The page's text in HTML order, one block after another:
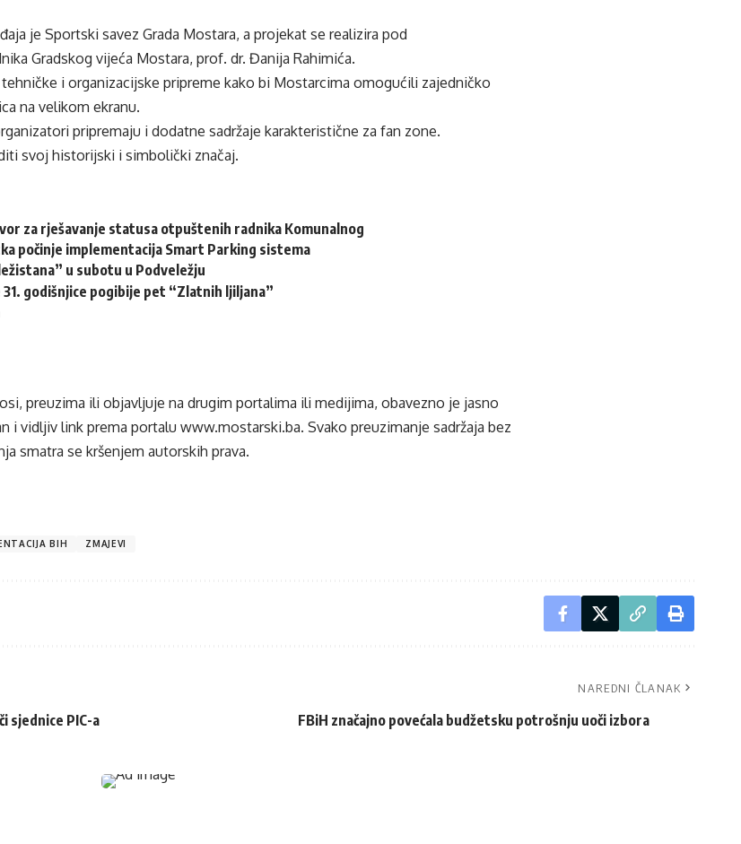
je Sportski savez Grada Mostara, a projekat se realizira pod
Gradskog vijeća Mostara, prof. dr. Đanija Rahimića.
i organizacijske pripreme kako bi Mostarcima omogućili zajedničko
na velikom ekranu.
pripremaju i dodatne sadržaje karakteristične za fan zone.
svoj historijski i simbolički značaj.
za rješavanje statusa otpuštenih radnika Komunalnog
počinje implementacija Smart Parking sistema
u subotu u Podveležju
godišnjice pogibije pet “Zlatnih ljiljana”
preuzima ili objavljuje na drugim portalima ili medijima, obavezno je jasno
i vidljiv link prema portalu www.mostarski.ba. Svako preuzimanje sadržaja bez
smatra se kršenjem autorskih prava.
BIH ZMAJEVI
sjednice PIC-a
NAREDNI ČLANAK
FBiH značajno povećala budžetsku potrošnju uoči izbora